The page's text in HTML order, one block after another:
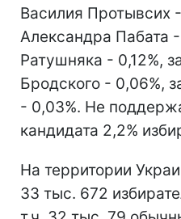
Василия Протывсих -
Александра Пабата -
Ратушняка - 0,12%,
Бродского - 0,06%,
- 0,03%. Не
кандидата 2,2%
На территории
33 тыс. 672